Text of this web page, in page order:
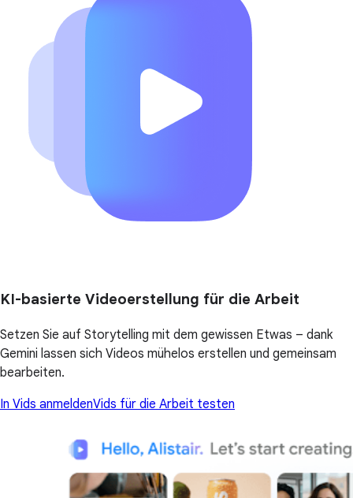
KI-basierte Videoerstellung für die Arbeit
Setzen Sie auf Storytelling mit dem gewissen Etwas – dank
Gemini lassen sich Videos mühelos erstellen und gemeinsam
bearbeiten.
In Vids anmeldenVids für die Arbeit testen